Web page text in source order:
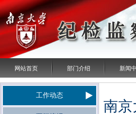
网站首页 部门介绍 新闻
工作动态
南